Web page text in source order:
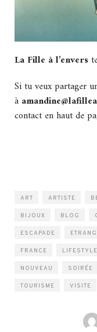
La Fille à l’envers
Si tu veux partager
à
contact en haut de
ART ARTISTE
BIJOUX BLOG
ESCAPADE
FRANCE LIFESTYLE
NOUVEAU SOIRÉE
TOURISME VISITE